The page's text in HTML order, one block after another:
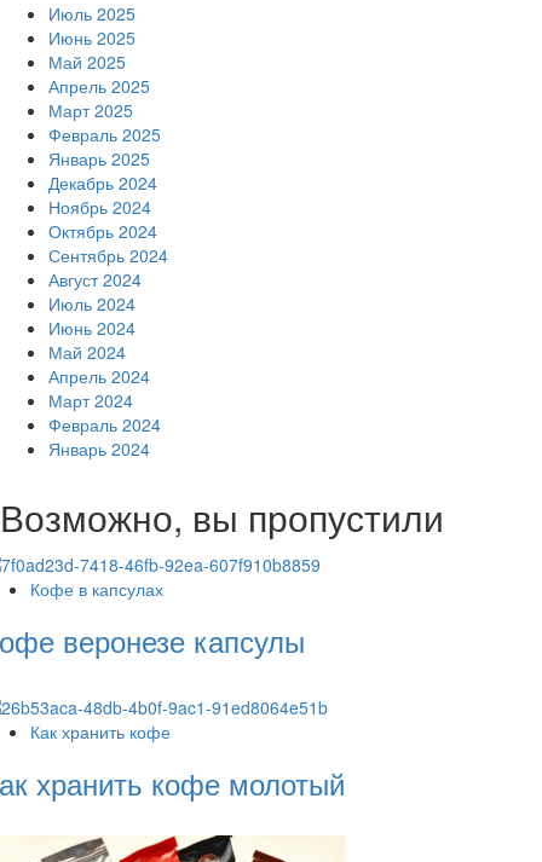
Июль 2025
Июнь 2025
Май 2025
Апрель 2025
Март 2025
Февраль 2025
Январь 2025
Декабрь 2024
Ноябрь 2024
Октябрь 2024
Сентябрь 2024
Август 2024
Июль 2024
Июнь 2024
Май 2024
Апрель 2024
Март 2024
Февраль 2024
Январь 2024
Возможно, вы пропустили
Кофе в капсулах
веронезе капсулы
Как хранить кофе
хранить кофе молотый